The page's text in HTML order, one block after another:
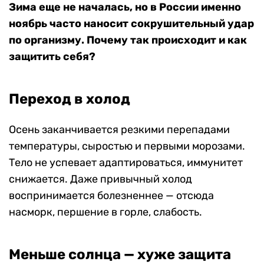
Зима еще не началась, но в России именно
ноябрь часто наносит сокрушительный удар
по организму. Почему так происходит и как
защитить себя?
Переход в холод
Осень заканчивается резкими перепадами
температуры, сыростью и первыми морозами.
Тело не успевает адаптироваться, иммунитет
снижается. Даже привычный холод
воспринимается болезненнее — отсюда
насморк, першение в горле, слабость.
Меньше солнца — хуже защита